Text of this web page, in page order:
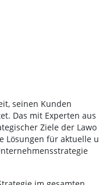
seinen Kunden
Das mit Experten aus
Ziele der Lawo
Lösungen für aktuelle